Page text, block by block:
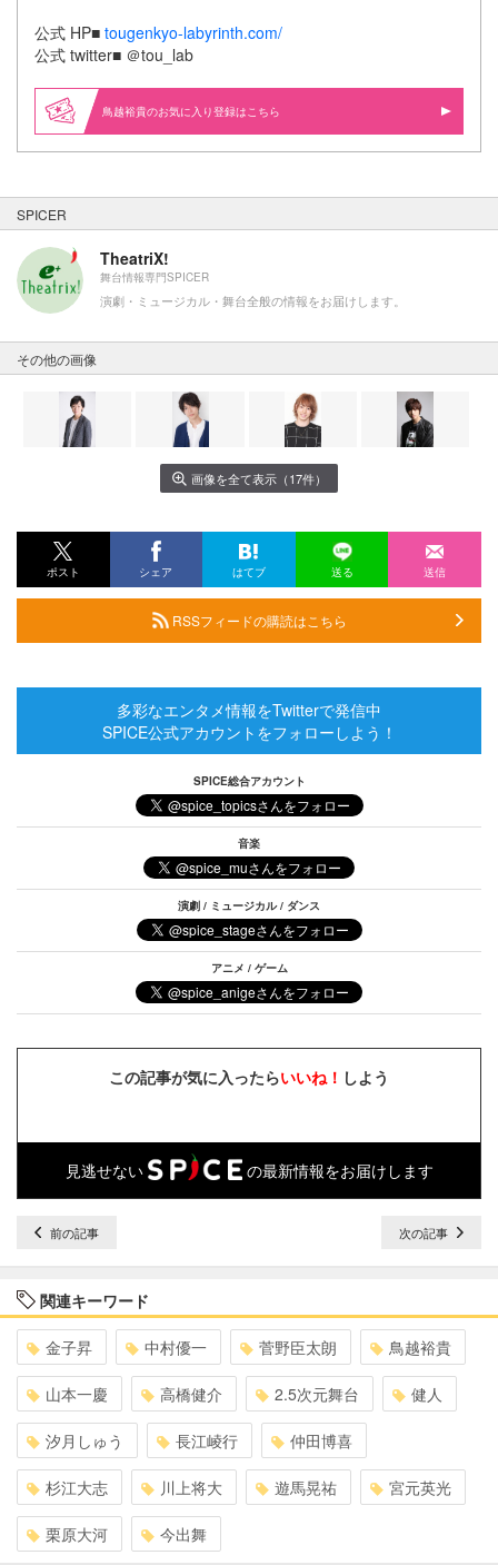
公式 HP■ tougenkyo-labyrinth.com/
公式 twitter■ ＠tou_lab
鳥越裕貴のお気に入り登録はこちら
SPICER
TheatriX!
舞台情報専門SPICER
演劇・ミュージカル・舞台全般の情報をお届けします。
その他の画像
画像を全て表示（17件）
ポスト シェア はてブ 送る 送信
RSSフィードの購読はこちら
多彩なエンタメ情報をTwitterで発信中
SPICE公式アカウントをフォローしよう！
SPICE総合アカウント
音楽
演劇 / ミュージカル / ダンス
アニメ / ゲーム
この記事が気に入ったらいいね！ しよう
見逃せない の最新情報をお届けします
前の記事 次の記事
関連キーワード
金子昇 中村優一 菅野臣太朗 鳥越裕貴
山本一慶 高橋健介 2.5次元舞台 健人
汐月しゅう 長江崚行 仲田博喜
杉江大志 川上将大 遊馬晃祐 宮元英光
栗原大河 今出舞